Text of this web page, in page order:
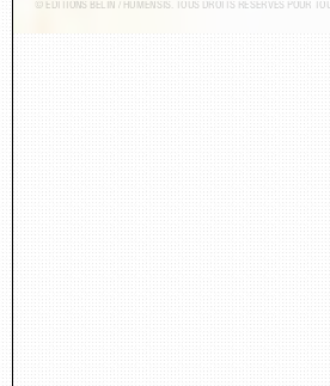
© ÉDITIONS BELIN / HUMENSIS. TOUS DROITS RÉSERVÉS POUR